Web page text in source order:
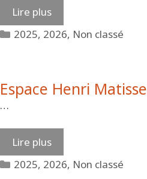
Lire plus
Catégories
2025, 2026, Non classé
Espace Henri Matisse
…
Lire plus
Catégories
2025, 2026, Non classé